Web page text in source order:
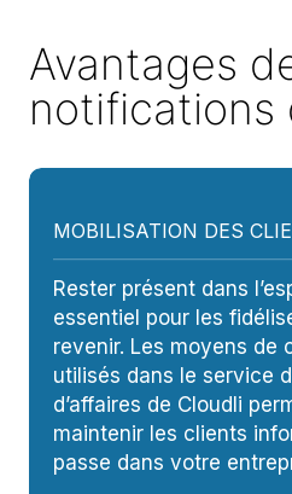
Avantages
notifications
MOBILISATION DES
Rester présent dans
essentiel pour les
revenir. Les moyens de
utilisés dans le service
d’affaires de Cloudli
maintenir les clients
passe dans votre